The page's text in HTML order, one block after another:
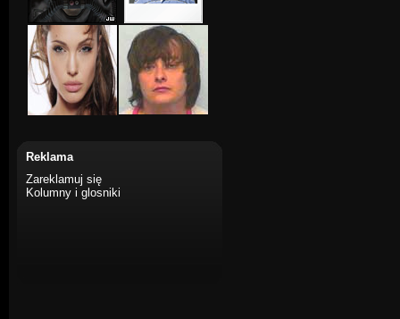
Reklama
Zareklamuj się
Kolumny i glosniki